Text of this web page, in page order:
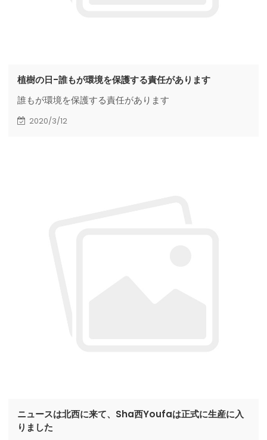
植樹の日-誰もが環境を保護する責任があります
誰もが環境を保護する責任があります
2020/3/12
ニュースは北西に来て、Sha西Youfaは正式に生産に入
りました